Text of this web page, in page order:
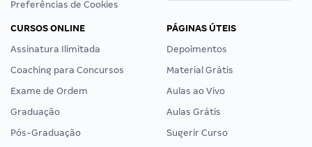
Preferências de Cookies
CURSOS ONLINE
Assinatura Ilimitada
Coaching para Concursos
Exame de Ordem
Graduação
Pós-Graduação
PÁGINAS ÚTEIS
Depoimentos
Material Grátis
Aulas ao Vivo
Aulas Grátis
Sugerir Curso